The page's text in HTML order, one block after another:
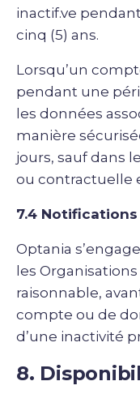
inactif.ve
cinq (5) ans.
Lorsqu’un
pendant une
les données
manière
jours, sauf dans
ou contractuelle
7.4
Optania
les
raisonnable,
compte ou de
d’une inactivité
8.